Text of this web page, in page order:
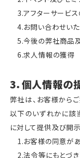
3.アフターサービ
4.お問い合わせい
5.今後の弊社商品
6.求人情報の獲得
3．個人情報の
弊社は、お客様から
以下のいずれかに該
に対して提供及び開示
1.お客様の同意が
2.法令等にもとづ